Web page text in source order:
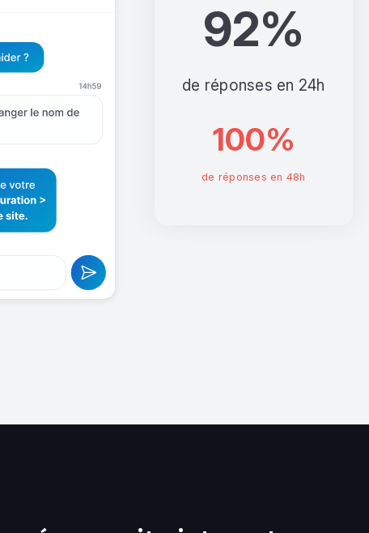
92%
de réponses en 24h
100%
de réponses en 48h